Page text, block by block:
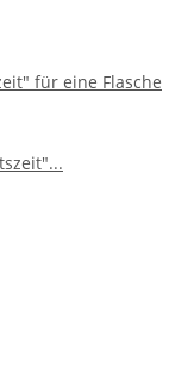
für eine Flasche